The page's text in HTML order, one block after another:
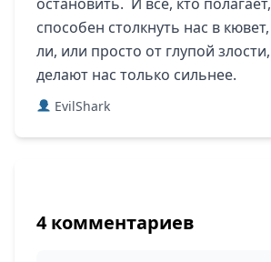
способен столкнуть нас в
ли, или просто от глупой
делают нас только сильнее.
EvilShark
4 комментариев